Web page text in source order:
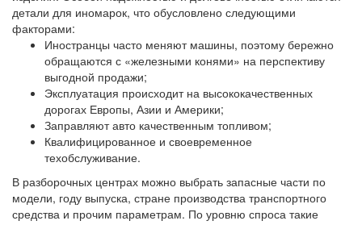
детали для иномарок, что обусловлено следующими
факторами:
Иностранцы часто меняют машины, поэтому бережно
обращаются с «железными конями» на перспективу
выгодной продажи;
Эксплуатация происходит на высококачественных
дорогах Европы, Азии и Америки;
Заправляют авто качественным топливом;
Квалифицированное и своевременное
техобслуживание.
В разборочных центрах можно выбрать запасные части по
модели, году выпуска, стране производства транспортного
средства и прочим параметрам. По уровню спроса такие